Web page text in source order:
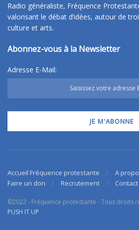
Radio généraliste, Fréquence
valorisant le débat d’idées, autour de
culture et arts.
Abonnez-vous à la Newsletter
Adresse E-Mail:
Accueil Fréquence protestante A
Faire un don
Recrutement Contact
©2022 - Fréquence protestante - Tous droits
PUSH IT UP